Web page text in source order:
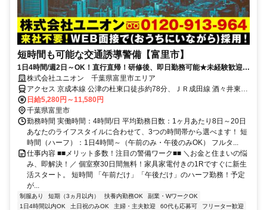
短時間も可能な交通誘導警備【富里市】
1日4時間/週2日～OK！直行直帰！研修後、即日勤務可能★未経験歓迎！
人々の安全を守り社会に貢献！
株式会社ユニオン 千葉県富里市エリア
アクセス 京成本線 公津の杜東口徒歩約78分、ＪＲ成田線 酒々井東口
徒歩約87分、京成本線 宗吾参道出入口1徒歩約92分 千葉県富里市エ
リア
日給5,280円～11,580円
千葉県富里市
勤務時間 実働時間：4時間/日 平均勤務日数：1ヶ月あたり8日～20日
あなたのライフスタイルに合わせて、3つの時間帯から選べます！ 短
時間（ハーフ）：1日4時間～（午前のみ・午後のみOK） フルタ...
仕事内容 ■■メリット多数！注目の警備ワーク■■ ＼お金と住まいの悩
み、即解決！／ 個室寮30日間無料！家具家電付きの1Rですぐに新生
活スタート。 短時間 「午前だけ」「午後だけ」のハーフ勤務！予定
が...
制服あり 短期（3ヵ月以内） 扶養内勤務OK
副業・WワークOK
1日4時間以内OK
土日祝のみOK 主婦・主夫歓迎 60代も応募可
フリーター歓迎